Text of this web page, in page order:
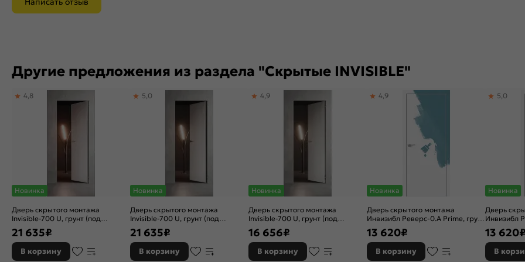
Другие предложения из раздела "Скрытые INVISIBLE"
Новинка
Дверь скрытого монтажа
Invisible-700 U, грунт (под
окраску), правое открывание,
Грунт, кромка алюминиевая
матовый хром, каркасно-
щитовая
4,8
21 635₽
В корзину
Новинка
Дверь скрытого монтажа
Invisible-700 U, грунт (под
окраску), правое открывание,
Грунт, кромка алюминиевая
черная матовая, каркасно-
щитовая
5,0
21 635₽
В корзину
Новинка
Дверь скрытого монтажа
Invisible-700 U, грунт (под
окраску), правое открывание,
Грунт, каркасно-щитовая
4,9
16 656₽
В корзину
Новинка
Дверь скрытого монтажа
Инвизибл Реверс-0.А Prime, грунт
(под окраску), левое открывание,
Грунт, кромка алюминиевая
матовый хром, каркасно-
щитовая
4,9
13 620₽
В корзину
Новинка
Дверь
Инвизибл
(под
5,0
13 620₽
В